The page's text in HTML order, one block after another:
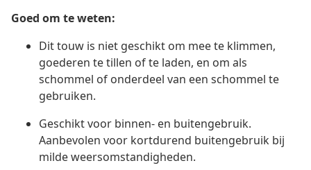
Goed om te weten:
Dit touw is niet geschikt om mee te klimmen,
goederen te tillen of te laden, en om als
schommel of onderdeel van een schommel te
gebruiken.
Geschikt voor binnen- en buitengebruik.
Aanbevolen voor kortdurend buitengebruik bij
milde weersomstandigheden.